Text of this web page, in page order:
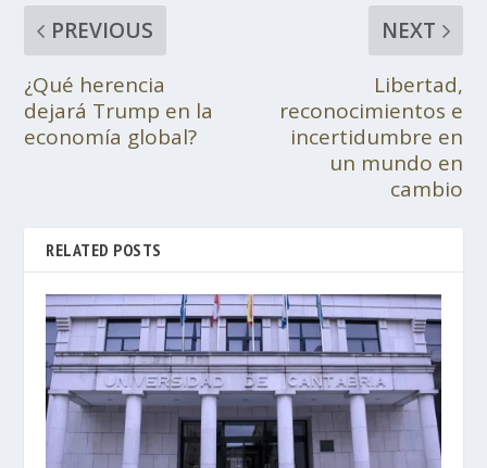
PREVIOUS
¿Qué herencia
dejará Trump en la
economía global?
NEXT
Libertad,
reconocimientos e
incertidumbre en
un mundo en
cambio
RELATED POSTS